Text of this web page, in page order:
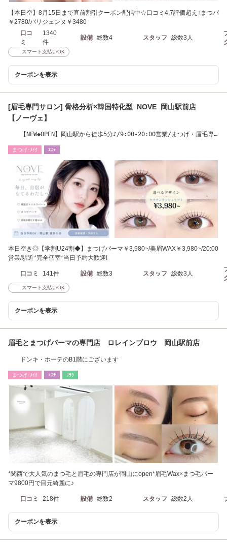
【本日空】8月15日まで直前割引クーポン配信中☆口コミ4,7評価超え↑まつパ
￥2780/パリジェンヌ￥3480
口コ
ミ
1340
件
設備 総数4 スタッフ 総数3人
スマート支払いOK
クーポンを表示
[眉毛専門サロン] 骨格分析×韓国特化型 NOVE 岡山駅前店
【ノーヴェ】
【NEW◆OPEN】岡山駅から徒歩5分♪/9:00-20:00営業/まつげ・眉毛専
まつげ･ﾒｲｸ ｴｽﾃ
本日空き◎【学割U24割◆】まつげパーマ￥3,980~/美眉WAX￥3,980~/20:00
営業/駅近*完全個室*当日予約大歓迎!
口コミ 141件 設備 総数3 スタッフ 総数3人
スマート支払いOK
クーポンを表示
眉毛とまつげパーマの専門店 ロレインブロウ 岡山駅前店
ドンキ・ホーテのB1階にございます
まつげ･ﾒｲｸ ｴｽﾃ ﾘﾗｸ
*関西で大人気のまつ毛と眉毛の専門店が岡山にopen*眉毛Wax×まつ毛パー
マ9800円で目元綺麗に♪
口コミ 218件 設備 総数2 スタッフ 総数2人
クーポンを表示